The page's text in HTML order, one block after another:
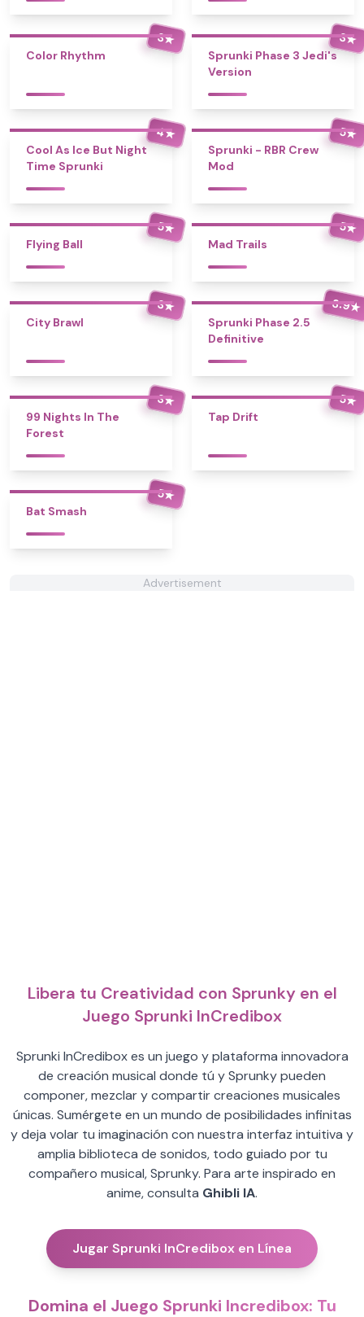
3★
Color Rhythm
3★
Sprunki Phase 3 Jedi's
Version
4★
Cool As Ice But Night
Time Sprunki
5★
Sprunki - RBR Crew
Mod
5★
Flying Ball
5★
Mad Trails
3★
City Brawl
3.9★
Sprunki Phase 2.5
Definitive
3★
99 Nights In The
Forest
5★
Tap Drift
5★
Bat Smash
Advertisement
Libera tu Creatividad con Sprunky en el
Juego Sprunki InCredibox
Sprunki InCredibox es un juego y plataforma innovadora
de creación musical donde tú y Sprunky pueden
componer, mezclar y compartir creaciones musicales
únicas. Sumérgete en un mundo de posibilidades infinitas
y deja volar tu imaginación con nuestra interfaz intuitiva y
amplia biblioteca de sonidos, todo guiado por tu
compañero musical, Sprunky. Para arte inspirado en
anime, consulta Ghibli IA.
Jugar Sprunki InCredibox en Línea
Domina el Juego Sprunki Incredibox: Tu